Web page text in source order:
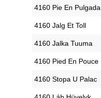
‎4160 Pie En Pulgada
‎4160 Jalg Et Toll
‎4160 Jalka Tuuma
‎4160 Pied En Pouce
‎4160 Stopa U Palac